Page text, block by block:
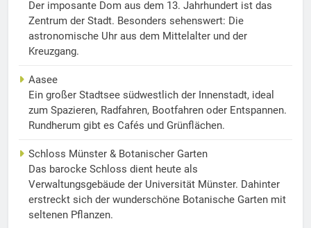
Der imposante Dom aus dem 13. Jahrhundert ist das
Zentrum der Stadt. Besonders sehenswert: Die
astronomische Uhr aus dem Mittelalter und der
Kreuzgang.
Aasee
Ein großer Stadtsee südwestlich der Innenstadt, ideal
zum Spazieren, Radfahren, Bootfahren oder Entspannen.
Rundherum gibt es Cafés und Grünflächen.
Schloss Münster & Botanischer Garten
Das barocke Schloss dient heute als
Verwaltungsgebäude der Universität Münster. Dahinter
erstreckt sich der wunderschöne Botanische Garten mit
seltenen Pflanzen.